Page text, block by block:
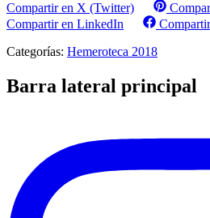
Compartir en X (Twitter)
Compartir en LinkedIn
Categorías: Hemeroteca 2018
Barra lateral principal